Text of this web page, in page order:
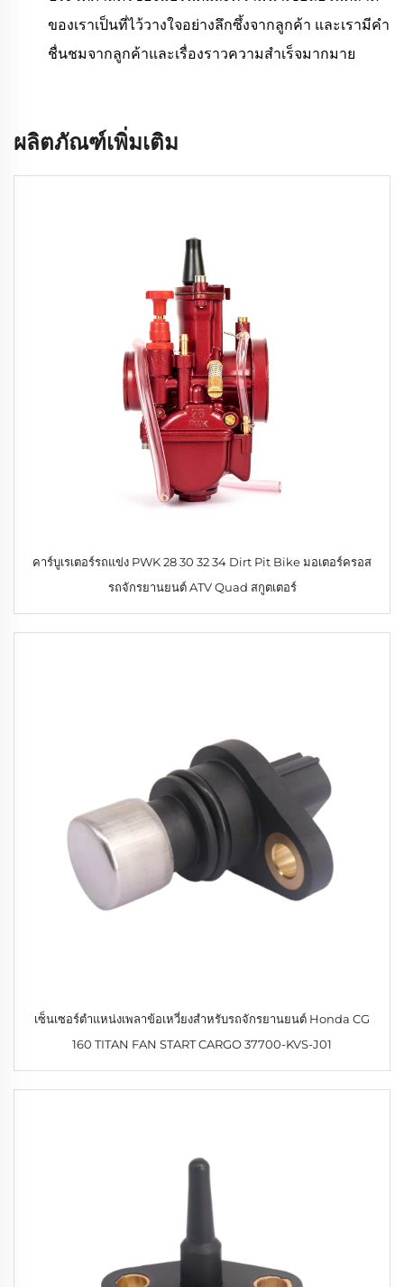
ของเราเป็นที่ไว้วางใจอย่างลึกซึ้งจากลูกค้า และเรามีคำ
ชื่นชมจากลูกค้าและเรื่องราวความสำเร็จมากมาย
ผลิตภัณฑ์เพิ่มเติม
คาร์บูเรเตอร์รถแข่ง PWK 28 30 32 34 Dirt Pit Bike มอเตอร์ครอส
รถจักรยานยนต์ ATV Quad สกูตเตอร์
เซ็นเซอร์ตำแหน่งเพลาข้อเหวี่ยงสำหรับรถจักรยานยนต์ Honda CG
160 TITAN FAN START CARGO 37700-KVS-J01